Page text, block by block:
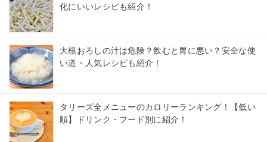
化にいいレシピも紹介！
大根おろしの汁は危険？飲むと胃に悪い？安全な使
い道・人気レシピも紹介！
タリーズ全メニューのカロリーランキング！【低い
順】ドリンク・フード別に紹介！